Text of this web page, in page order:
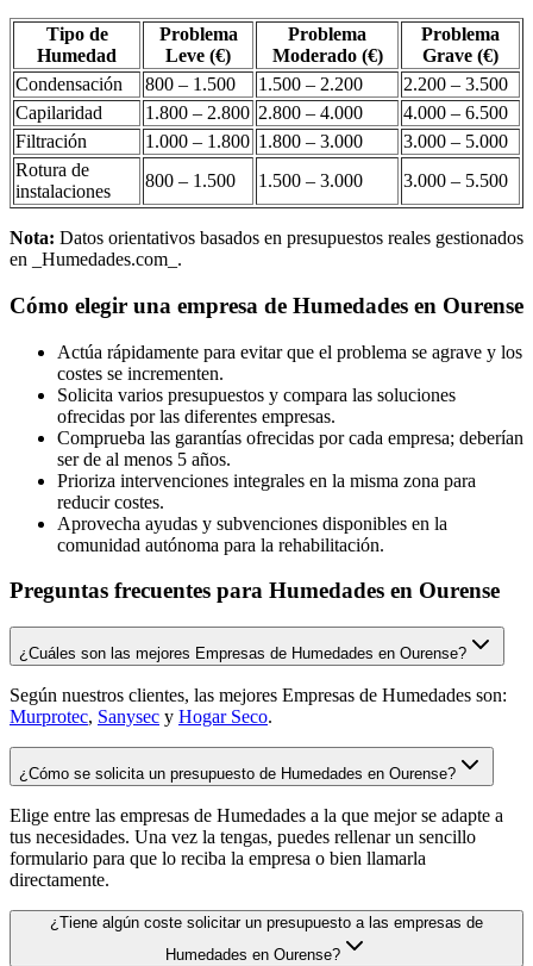
Tipo de
Humedad
Problema
Leve (€)
Problema
Moderado (€)
Problema
Grave (€)
Condensación
800 – 1.500 1.500 – 2.200
2.200 – 3.500
Capilaridad
1.800 – 2.800 2.800 – 4.000
4.000 – 6.500
Filtración
1.000 – 1.800 1.800 – 3.000
3.000 – 5.000
Rotura de
instalaciones
800 – 1.500 1.500 – 3.000 3.000 – 5.500
Nota: Datos orientativos basados en presupuestos reales gestionados
en _Humedades.com_.
Cómo elegir una empresa de Humedades en Ourense
Actúa rápidamente para evitar que el problema se agrave y los
costes se incrementen.
Solicita varios presupuestos y compara las soluciones
ofrecidas por las diferentes empresas.
Comprueba las garantías ofrecidas por cada empresa; deberían
ser de al menos 5 años.
Prioriza intervenciones integrales en la misma zona para
reducir costes.
Aprovecha ayudas y subvenciones disponibles en la
comunidad autónoma para la rehabilitación.
Preguntas frecuentes para Humedades en Ourense
¿Cuáles son las mejores Empresas de Humedades en Ourense?
Según nuestros clientes, las mejores Empresas de Humedades son:
Murprotec, Sanysec y Hogar Seco.
¿Cómo se solicita un presupuesto de Humedades en Ourense?
Elige entre las empresas de Humedades a la que mejor se adapte a
tus necesidades. Una vez la tengas, puedes rellenar un sencillo
formulario para que lo reciba la empresa o bien llamarla
directamente.
¿Tiene algún coste solicitar un presupuesto a las empresas de
Humedades en Ourense?